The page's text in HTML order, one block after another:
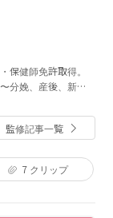
保健師免許取得。
分娩、産後、新生
）資格あり。現在
ーションにて、入
に従事。ベビーカ
寄り添い、分かり
ている。自身も姉
監修記事一覧
7 クリップ